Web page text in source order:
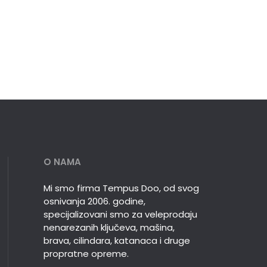
O NAMA
Mi smo firma Tempus Doo, od svog
osnivanja 2006. godine,
specijalizovani smo za veleprodaju
nenarezanih ključeva, mašina,
brava, cilindara, katanaca i druge
propratne opreme.